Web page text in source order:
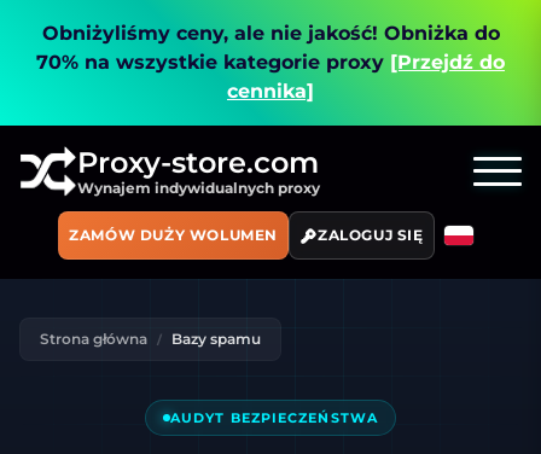
Obniżyliśmy ceny, ale nie jakość! Obniżka do
70% na wszystkie kategorie proxy [Przejdź do
cennika]
Proxy-store.com
Wynajem indywidualnych proxy
ZAMÓW DUŻY WOLUMEN ZALOGUJ SIĘ
Strona główna Bazy spamu
AUDYT BEZPIECZEŃSTWA